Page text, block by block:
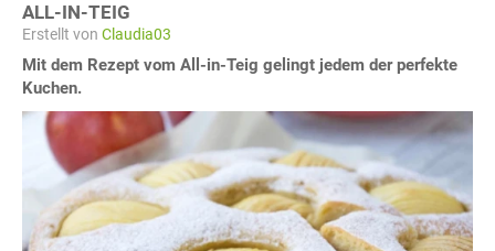
ALL-IN-TEIG
Erstellt von Claudia03
Mit dem Rezept vom All-in-Teig gelingt jedem der perfekte
Kuchen.